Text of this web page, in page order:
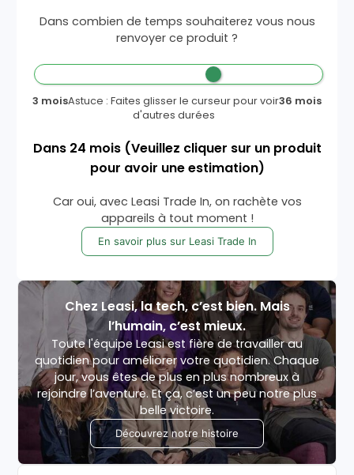
Dans combien de temps souhaiterez vous nous
renvoyer ce produit ?
3 moisAstuce : Faites glisser le curseur pour voir
d'autres durées
36 mois
Dans 24 mois (Veuillez cliquer sur un produit
pour avoir une estimation)
Car oui, avec Leasi Trade In, on rachète vos
appareils à tout moment !
En savoir plus sur Leasi Trade In
Chez Leasi, la tech, c’est bien. Mais
l’humain, c’est mieux.
Toute l'équipe Leasi est fière de travailler au
quotidien pour améliorer votre quotidien. Chaque
jour, vous êtes de plus en plus nombreux à
rejoindre l’aventure. Et ça, c’est un peu notre plus
belle victoire.
Découvrez notre histoire